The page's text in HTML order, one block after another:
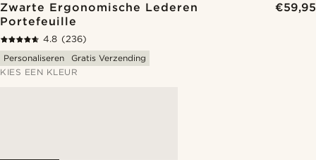
Zwarte Ergonomische Lederen
Portefeuille
€59,95
4.8 (236)
Personaliseren
Gratis Verzending
KIES EEN KLEUR